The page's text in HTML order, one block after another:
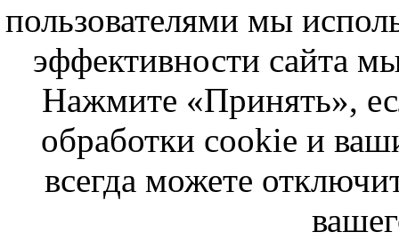
пользователями мы
эффективности сайта
Нажмите «Принять»,
обработки cookie и
всегда можете